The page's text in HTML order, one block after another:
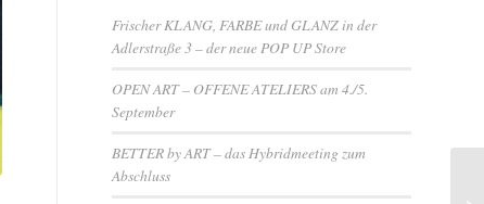
Frischer KLANG, FARBE und GLANZ in der
Adlerstraße 3 – der neue POP UP Store
OPEN ART – OFFENE ATELIERS am 4./5.
September
BETTER by ART – das Hybridmeeting zum
Abschluss